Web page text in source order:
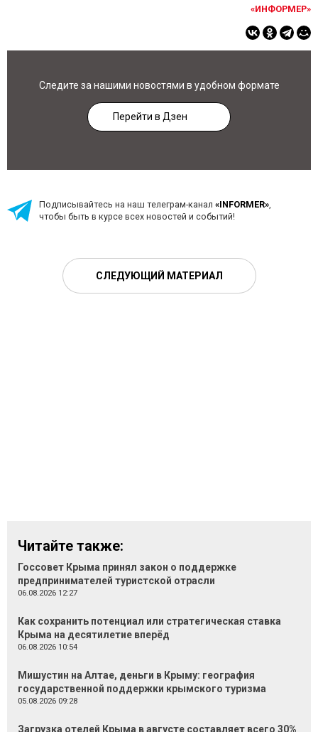
«ИНФОРМЕР»
Следите за нашими новостями в удобном формате
Перейти в Дзен
Подписывайтесь на наш телеграм-канал «INFORMER»,
чтобы быть в курсе всех новостей и событий!
СЛЕДУЮЩИЙ МАТЕРИАЛ
Читайте также:
Госсовет Крыма принял закон о поддержке
предпринимателей туристской отрасли
06.08.2026 12:27
Как сохранить потенциал или стратегическая ставка
Крыма на десятилетие вперёд
06.08.2026 10:54
Мишустин на Алтае, деньги в Крыму: география
государственной поддержки крымского туризма
05.08.2026 09:28
Загрузка отелей Крыма в августе составляет всего 30%